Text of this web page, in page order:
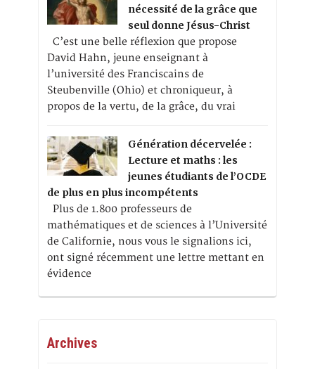
nécessité de la grâce que
seul donne Jésus-Christ
C’est une belle réflexion que propose
David Hahn, jeune enseignant à
l’université des Franciscains de
Steubenville (Ohio) et chroniqueur, à
propos de la vertu, de la grâce, du vrai
Génération décervelée :
Lecture et maths : les
jeunes étudiants de l’OCDE
de plus en plus incompétents
Plus de 1.800 professeurs de
mathématiques et de sciences à l’Université
de Californie, nous vous le signalions ici,
ont signé récemment une lettre mettant en
évidence
Archives